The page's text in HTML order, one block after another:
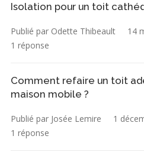
Isolation pour un toit
Publié par Odette Thibeault 14
1 réponse
Comment refaire un toit
maison mobile ?
Publié par Josée Lemire 1
1 réponse